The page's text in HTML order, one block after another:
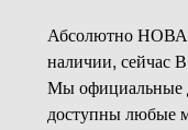
Абсолютно
наличии,
Мы официальные
доступны любые